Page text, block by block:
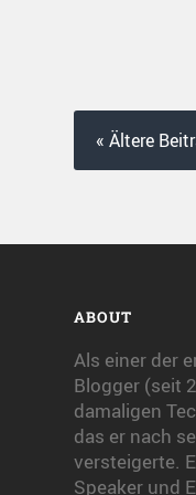
« Ältere
ABOUT
Als einer der
Blogger (seit
damaligen
das er nach
versteigerte.
Speaker und